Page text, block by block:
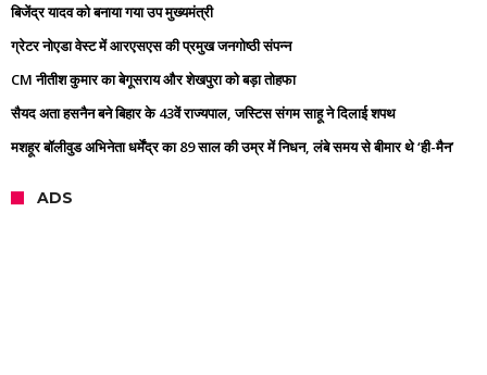
बिजेंद्र यादव को बनाया गया उप मुख्यमंत्री
ग्रेटर नोएडा वेस्ट में आरएसएस की प्रमुख जनगोष्ठी संपन्न
CM नीतीश कुमार का बेगूसराय और शेखपुरा को बड़ा तोहफा
सैयद अता हसनैन बने बिहार के 43वें राज्यपाल, जस्टिस संगम साहू ने दिलाई शपथ
मशहूर बॉलीवुड अभिनेता धर्मेंद्र का 89 साल की उम्र में निधन, लंबे समय से बीमार थे ‘ही-मैन’
ADS